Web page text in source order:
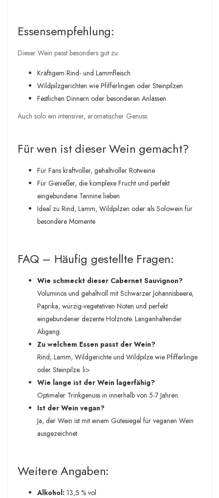
Essensempfehlung:
Dieser Wein passt besonders gut zu:
Kräftigem Rind- und Lammfleisch
Wildpilzgerichten wie Pfifferlingen oder Steinpilzen
Festlichen Dinnern oder besonderen Anlässen
Auch solo ein intensiver, aromatischer Genuss.
Für wen ist dieser Wein gemacht?
Für Fans kraftvoller, gehaltvoller Rotweine
Für Genießer, die komplexe Frucht und perfekt
eingebundene Tannine lieben
Ideal zu Rind, Lamm, Wildpilzen oder als Solowein für
besondere Momente
FAQ – Häufig gestellte Fragen:
Wie schmeckt dieser Cabernet Sauvignon?
Voluminös und gehaltvoll mit Schwarzer Johannisbeere,
Paprika, würzig-vegetativen Noten und perfekt
eingebundener dezente Holznote. Langanhaltender
Abgang.
Zu welchem Essen passt der Wein?
Rind, Lamm, Wildgerichte und Wildpilze wie Pfifferlinge
oder Steinpilze. li>
Wie lange ist der Wein lagerfähig?
Optimaler Trinkgenuss in innerhalb von 5-7 Jahren.
Ist der Wein vegan?
Ja, der Wein ist mit einem Gütesiegel für veganen Wein
ausgezeichnet.
Weitere Angaben:
Alkohol: 13,5 % vol